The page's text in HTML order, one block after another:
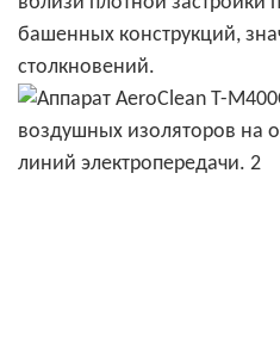
башенных конструкций,
столкновений.